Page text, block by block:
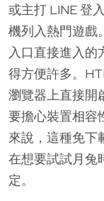
或主打 LINE 登
機列入熱門遊戲
入口直接進入的
得方便許多。
瀏覽器上直接開
要擔心裝置相容
來說，這種免下
在想要試試月兔
定。